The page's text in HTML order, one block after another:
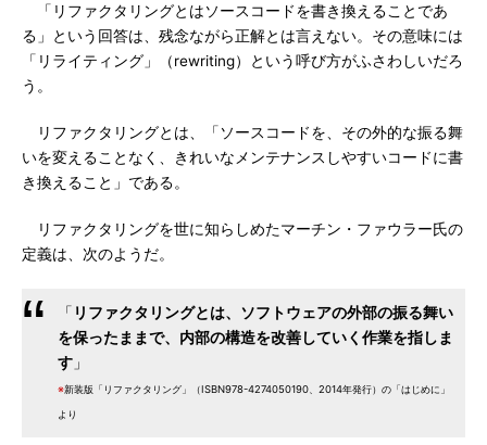
「リファクタリングとはソースコードを書き換えることであ
る」という回答は、残念ながら正解とは言えない。その意味には
「リライティング」（rewriting）という呼び方がふさわしいだろ
う。
リファクタリングとは、「ソースコードを、その外的な振る舞
いを変えることなく、きれいなメンテナンスしやすいコードに書
き換えること」である。
リファクタリングを世に知らしめたマーチン・ファウラー氏の
定義は、次のようだ。
「 リファクタリングとは、ソフトウェアの外部の振る舞い
を保ったままで、内部の構造を改善していく作業を指しま
す 」
※新装版「リファクタリング」（ISBN978-4274050190、2014年発行）の「はじめに」
より